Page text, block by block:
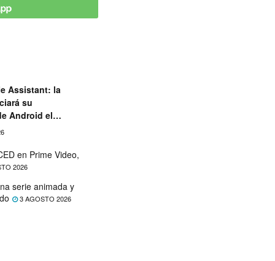
Assistant: la
su
Android el
en Prime Video,
2026
serie animada y
3 AGOSTO 2026